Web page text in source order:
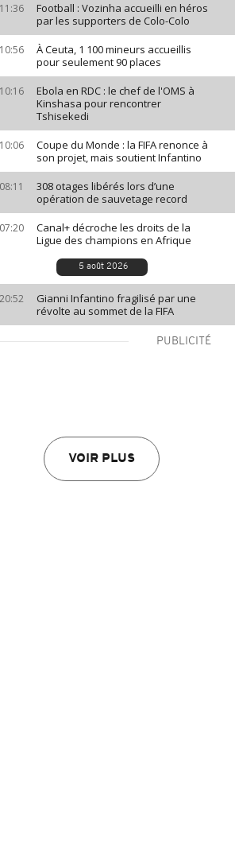
11:36
Football : Vozinha accueilli en héros
par les supporters de Colo-Colo
10:56
À Ceuta, 1 100 mineurs accueillis
pour seulement 90 places
10:16
Ebola en RDC : le chef de l'OMS à
Kinshasa pour rencontrer
Tshisekedi
10:06
Coupe du Monde : la FIFA renonce à
son projet, mais soutient Infantino
08:11
308 otages libérés lors d’une
opération de sauvetage record
07:20
Canal+ décroche les droits de la
Ligue des champions en Afrique
5 août 2026
20:52
Gianni Infantino fragilisé par une
révolte au sommet de la FIFA
PUBLICITÉ
VOIR PLUS